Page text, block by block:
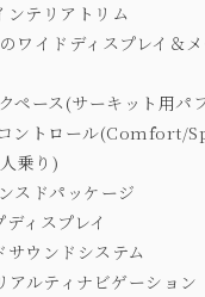
テリアトリム
ワイドディスプレイ＆
ペース(サーキット用パ
ントロール(Comfort/
乗り)
スドパッケージ
ィスプレイ
ウンドシステム
ルティナビゲーション